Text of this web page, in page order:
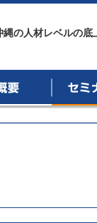
縄の人材レベルの底